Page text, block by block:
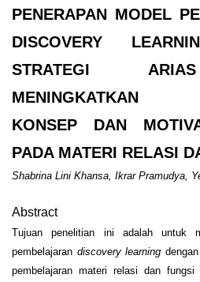
PENERAPAN MODEL
DISCOVERY
STRATEGI
MENINGKATKAN
KONSEP DAN
PADA MATERI RELASI
Shabrina Lini Khansa, Ikrar Pramudya,
Abstract
Tujuan penelitian ini adalah untuk
pembelajaran discovery learning
pembelajaran materi relasi dan